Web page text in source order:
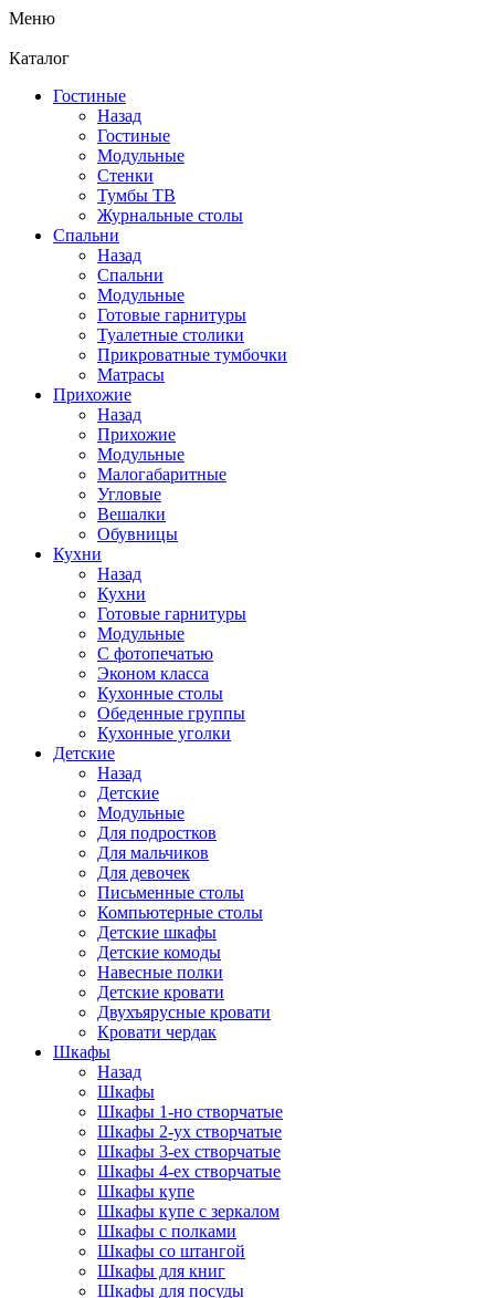
Меню
Каталог
Гостиные
Назад
Гостиные
Модульные
Стенки
Тумбы ТВ
Журнальные столы
Спальни
Назад
Спальни
Модульные
Готовые гарнитуры
Туалетные столики
Прикроватные тумбочки
Матрасы
Прихожие
Назад
Прихожие
Модульные
Малогабаритные
Угловые
Вешалки
Обувницы
Кухни
Назад
Кухни
Готовые гарнитуры
Модульные
С фотопечатью
Эконом класса
Кухонные столы
Обеденные группы
Кухонные уголки
Детские
Назад
Детские
Модульные
Для подростков
Для мальчиков
Для девочек
Письменные столы
Компьютерные столы
Детские шкафы
Детские комоды
Навесные полки
Детские кровати
Двухъярусные кровати
Кровати чердак
Шкафы
Назад
Шкафы
Шкафы 1-но створчатые
Шкафы 2-ух створчатые
Шкафы 3-ех створчатые
Шкафы 4-ех створчатые
Шкафы купе
Шкафы купе с зеркалом
Шкафы с полками
Шкафы со штангой
Шкафы для книг
Шкафы для посуды